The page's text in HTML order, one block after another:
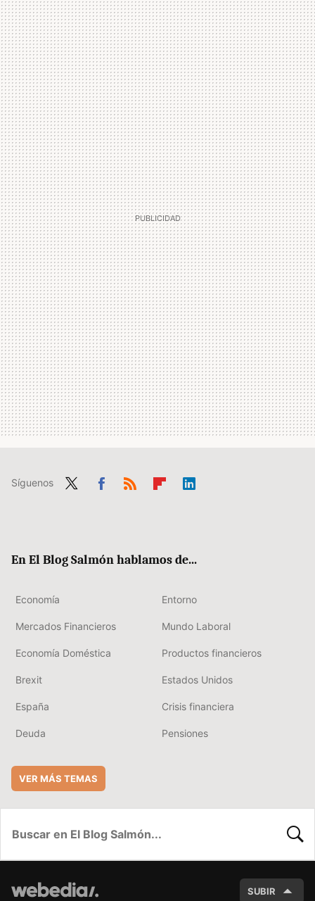
Síguenos
En El Blog Salmón hablamos de...
Economía Entorno
Mercados Financieros Mundo Laboral
Economía Doméstica Productos financieros
Brexit Estados Unidos
España Crisis financiera
Deuda Pensiones
VER MÁS TEMAS
SUBIR